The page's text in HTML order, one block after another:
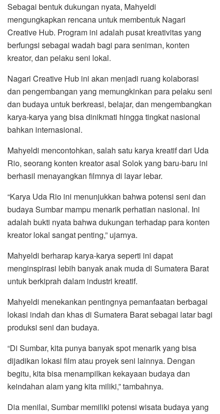
Sebagai bentuk dukungan nyata, Mahyeldi
mengungkapkan rencana untuk membentuk Nagari
Creative Hub. Program ini adalah pusat kreativitas yang
berfungsi sebagai wadah bagi para seniman, konten
kreator, dan pelaku seni lokal.
Nagari Creative Hub ini akan menjadi ruang kolaborasi
dan pengembangan yang memungkinkan para pelaku seni
dan budaya untuk berkreasi, belajar, dan mengembangkan
karya-karya yang bisa dinikmati hingga tingkat nasional
bahkan internasional.
Mahyeldi mencontohkan, salah satu karya kreatif dari Uda
Rio, seorang konten kreator asal Solok yang baru-baru ini
berhasil menayangkan filmnya di layar lebar.
“Karya Uda Rio ini menunjukkan bahwa potensi seni dan
budaya Sumbar mampu menarik perhatian nasional. Ini
adalah bukti nyata bahwa dukungan terhadap para konten
kreator lokal sangat penting,” ujarnya.
Mahyeldi berharap karya-karya seperti ini dapat
menginspirasi lebih banyak anak muda di Sumatera Barat
untuk berkiprah dalam industri kreatif.
Mahyeldi menekankan pentingnya pemanfaatan berbagai
lokasi indah dan khas di Sumatera Barat sebagai latar bagi
produksi seni dan budaya.
“Di Sumbar, kita punya banyak spot menarik yang bisa
dijadikan lokasi film atau proyek seni lainnya. Dengan
begitu, kita bisa menampilkan kekayaan budaya dan
keindahan alam yang kita miliki,” tambahnya.
Dia menilai, Sumbar memiliki potensi wisata budaya yang